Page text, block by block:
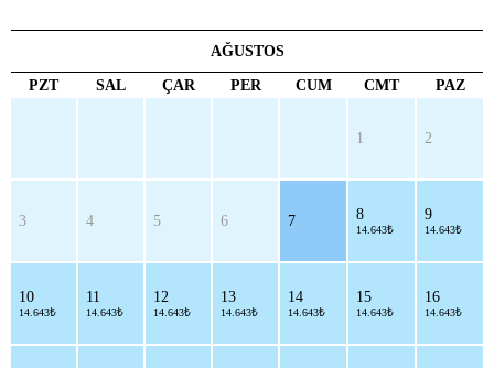
AĞUSTOS
PZT
SAL ÇAR PER CUM CMT PAZ
1 2
3 4 5 6 7 8
14.643₺
9
14.643₺
10
14.643₺
11
14.643₺
12
14.643₺
13
14.643₺
14
14.643₺
15
14.643₺
16
14.643₺